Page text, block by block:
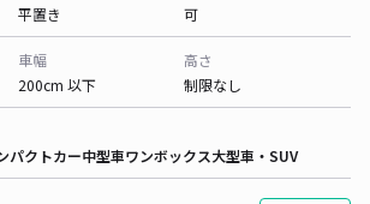
平置き
可
車幅
200cm 以下
高さ
制限なし
パクトカー中型車ワンボックス大型車・SUV